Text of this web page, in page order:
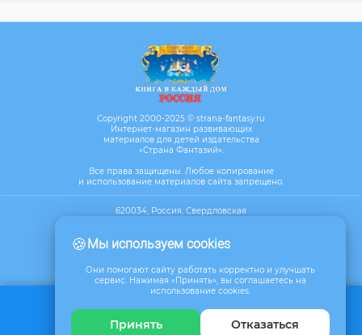
Copyright 2000-2025 © strana-fantasy.ru
Интернет-магазин развивающих
материалов для детей издательства
«Страна Фантазий».
Все права защищены. Любое копирование
и использование материалов сайта запрещено.
620034, Россия, Свердловская
Посмотреть на карте
🍪Мы используем cookies
Они помогают сайту работать корректно и улучшать
сервис. Нажимая «Принять», вы соглашаетесь на
использование cookies.
Принять Отказаться
Обратная связь
8 (800) 350 62 72
+7 (343) 367-45-40